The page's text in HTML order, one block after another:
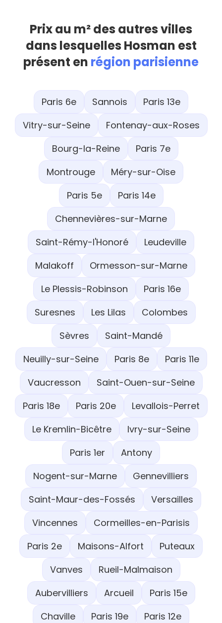
Prix au m² des autres villes
dans lesquelles Hosman est
présent en région parisienne
Paris 6e Sannois
Paris 13e
Vitry-sur-Seine
Fontenay-aux-Roses
Bourg-la-Reine
Paris 7e
Montrouge
Méry-sur-Oise
Paris 5e
Paris 14e
Chennevières-sur-Marne
Saint-Rémy-l'Honoré
Leudeville
Malakoff
Ormesson-sur-Marne
Le Plessis-Robinson
Paris 16e
Suresnes
Les Lilas
Colombes
Sèvres
Saint-Mandé
Neuilly-sur-Seine
Paris 8e
Paris 11e
Vaucresson
Saint-Ouen-sur-Seine
Paris 18e
Paris 20e
Levallois-Perret
Le Kremlin-Bicêtre
Ivry-sur-Seine
Paris 1er
Antony
Nogent-sur-Marne
Gennevilliers
Saint-Maur-des-Fossés
Versailles
Vincennes
Cormeilles-en-Parisis
Paris 2e
Maisons-Alfort
Puteaux
Vanves
Rueil-Malmaison
Aubervilliers
Arcueil
Paris 15e
Chaville
Paris 19e
Paris 12e